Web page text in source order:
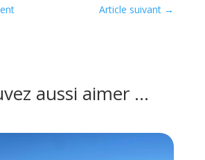
Article suivant →
aussi aimer …